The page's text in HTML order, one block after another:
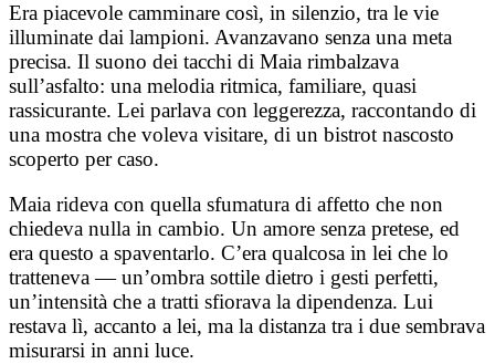
Era piacevole camminare così, in silenzio, tra le vie
illuminate dai lampioni. Avanzavano senza una meta
precisa. Il suono dei tacchi di Maia rimbalzava
sull’asfalto: una melodia ritmica, familiare, quasi
rassicurante. Lei parlava con leggerezza, raccontando di
una mostra che voleva visitare, di un bistrot nascosto
scoperto per caso.
Maia rideva con quella sfumatura di affetto che non
chiedeva nulla in cambio. Un amore senza pretese, ed
era questo a spaventarlo. C’era qualcosa in lei che lo
tratteneva — un’ombra sottile dietro i gesti perfetti,
un’intensità che a tratti sfiorava la dipendenza. Lui
restava lì, accanto a lei, ma la distanza tra i due sembrava
misurarsi in anni luce.